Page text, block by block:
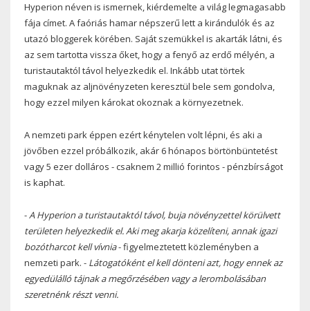
Hyperion néven is ismernek, kiérdemelte a világ legmagasabb
fája címet. A faóriás hamar népszerű lett a kirándulók és az
utazó bloggerek körében. Saját szemükkel is akarták látni, és
az sem tartotta vissza őket, hogy a fenyő az erdő mélyén, a
turistautaktól távol helyezkedik el. Inkább utat törtek
maguknak az aljnövényzeten keresztül bele sem gondolva,
hogy ezzel milyen károkat okoznak a környezetnek.
A nemzeti park éppen ezért kénytelen volt lépni, és aki a
jövőben ezzel próbálkozik, akár 6 hónapos börtönbüntetést
vagy 5 ezer dolláros - csaknem 2 millió forintos - pénzbírságot
is kaphat.
-A Hyperion a turistautaktól távol, buja növényzettel körülvett
területen helyezkedik el. Aki meg akarja közelíteni, annak igazi
bozótharcot kell vívnia- figyelmeztetett közleményben a
nemzeti park. - Látogatóként el kell dönteni azt, hogy ennek az
egyedülálló tájnak a megőrzésében vagy a lerombolásában
szeretnénk részt venni.